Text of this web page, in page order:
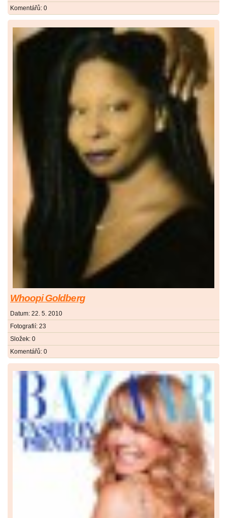
Komentářů: 0
Whoopi Goldberg
Datum: 22. 5. 2010
Fotografií: 23
Složek: 0
Komentářů: 0